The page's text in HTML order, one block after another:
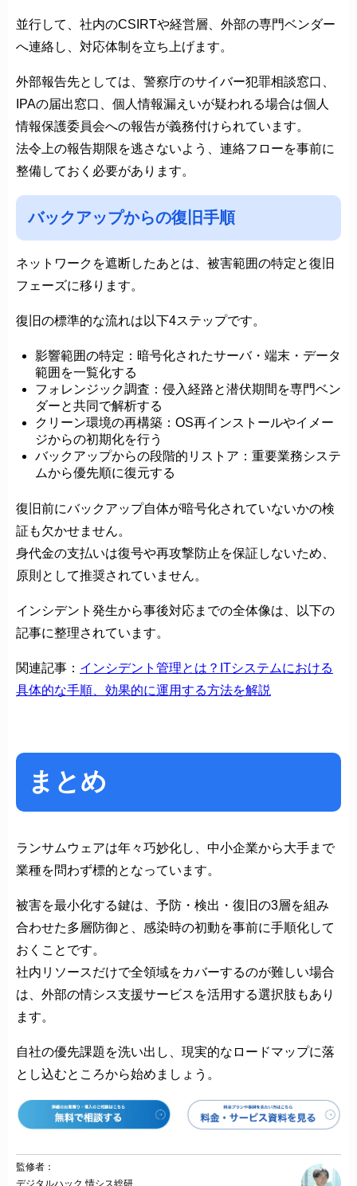
並行して、社内のCSIRTや経営層、外部の専門ベンダー
へ連絡し、対応体制を立ち上げます。
外部報告先としては、警察庁のサイバー犯罪相談窓口、
IPAの届出窓口、個人情報漏えいが疑われる場合は個人
情報保護委員会への報告が義務付けられています。
法令上の報告期限を逃さないよう、連絡フローを事前に
整備しておく必要があります。
バックアップからの復旧手順
ネットワークを遮断したあとは、被害範囲の特定と復旧
フェーズに移ります。
復旧の標準的な流れは以下4ステップです。
影響範囲の特定：暗号化されたサーバ・端末・データ
範囲を一覧化する
フォレンジック調査：侵入経路と潜伏期間を専門ベン
ダーと共同で解析する
クリーン環境の再構築：OS再インストールやイメー
ジからの初期化を行う
バックアップからの段階的リストア：重要業務システ
ムから優先順に復元する
復旧前にバックアップ自体が暗号化されていないかの検
証も欠かせません。
身代金の支払いは復号や再攻撃防止を保証しないため、
原則として推奨されていません。
インシデント発生から事後対応までの全体像は、以下の
記事に整理されています。
関連記事： インシデント管理とは？ITシステムにおける
具体的な手順、効果的に運用する方法を解説
まとめ
ランサムウェアは年々巧妙化し、中小企業から大手まで
業種を問わず標的となっています。
被害を最小化する鍵は、予防・検出・復旧の3層を組み
合わせた多層防御と、感染時の初動を事前に手順化して
おくことです。
社内リソースだけで全領域をカバーするのが難しい場合
は、外部の情シス支援サービスを活用する選択肢もあり
ます。
自社の優先課題を洗い出し、現実的なロードマップに落
とし込むところから始めましょう。
監修者：
デジタルハック 情シス総研